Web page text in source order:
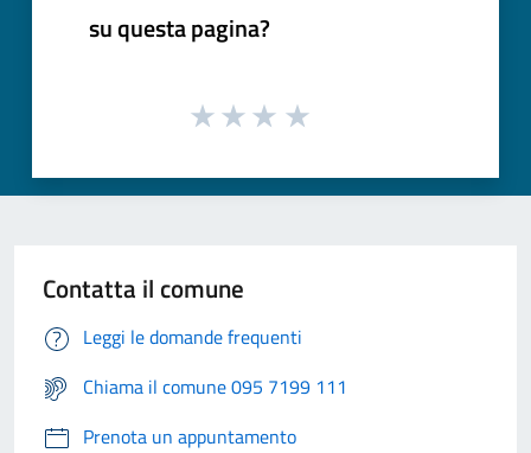
su questa pagina?
Contatta il comune
Leggi le domande frequenti
Chiama il comune 095 7199 111
Prenota un appuntamento